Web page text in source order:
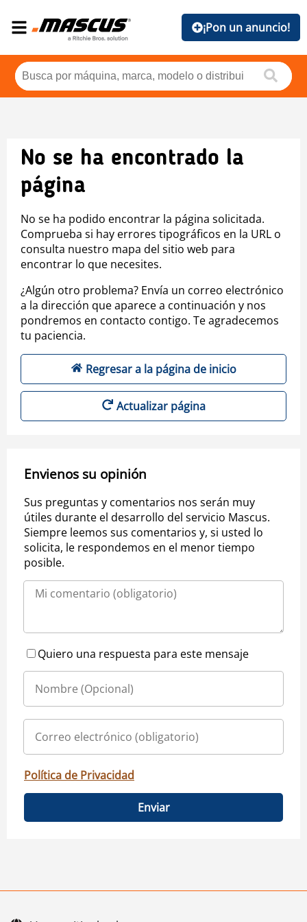
¡Pon un anuncio!
No se ha encontrado la
página
No se ha podido encontrar la página solicitada.
Comprueba si hay errores tipográficos en la URL o
consulta nuestro mapa del sitio web para
encontrar lo que necesites.
¿Algún otro problema? Envía un correo electrónico
a la dirección que aparece a continuación y nos
pondremos en contacto contigo. Te agradecemos
tu paciencia.
Regresar a la página de inicio
Actualizar página
Envienos su opinión
Sus preguntas y comentarios nos serán muy
útiles durante el desarrollo del servicio Mascus.
Siempre leemos sus comentarios y, si usted lo
solicita, le respondemos en el menor tiempo
posible.
Quiero una respuesta para este mensaje
Política de Privacidad
Enviar